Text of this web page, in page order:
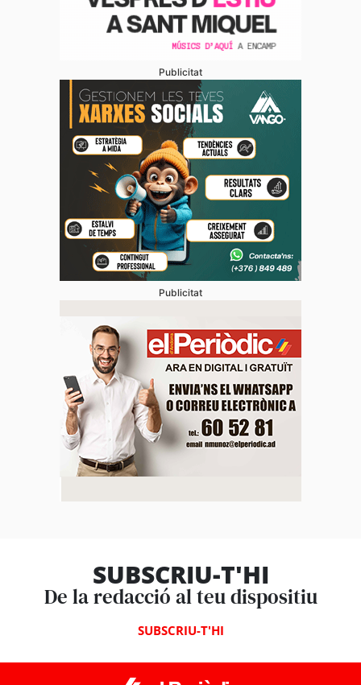
Publicitat
Publicitat
SUBSCRIU-T'HI
De la redacció al teu dispositiu
SUBSCRIU-T'HI